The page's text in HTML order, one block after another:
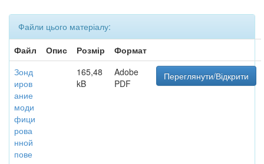
Файли цього матеріалу:
Файл
Опис Розмір
Формат
Зонд
иров
ание
моди
фици
рова
нной
пове
165,48
kB
Adobe
PDF
Переглянути/Відкрити